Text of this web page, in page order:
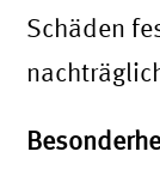
Schäden